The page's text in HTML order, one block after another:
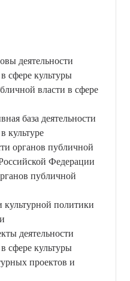
деятельности
сфере культуры
власти в сфере
база деятельности
культуре
органов публичной
Федерации
публичной
культурной политики
деятельности
сфере культуры
проектов и